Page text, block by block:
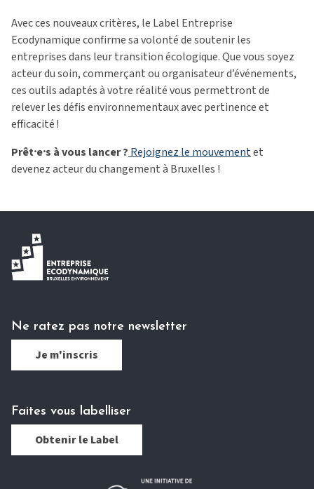
Avec ces nouveaux critères, le Label Entreprise
Ecodynamique confirme sa volonté de soutenir les
entreprises dans leur transition écologique. Que vous soyez
acteur du soin, commerçant ou organisateur d’événements,
ces outils adaptés à votre réalité vous permettront de
relever les défis environnementaux avec pertinence et
efficacité !
Prêt⸱e⸱s à vous lancer ? Rejoignez le mouvementet
devenez acteur du changement à Bruxelles !
Ne ratez pas notre newsletter
Je m'inscris
Faites vous labelliser
Obtenir le Label